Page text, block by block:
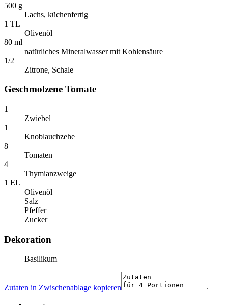
500 g
Lachs, küchenfertig
1 TL
Olivenöl
80 ml
natürliches Mineralwasser mit Kohlensäure
1/2
Zitrone, Schale
Geschmolzene Tomate
1
Zwiebel
1
Knoblauchzehe
8
Tomaten
4
Thymianzweige
1 EL
Olivenöl
Salz
Pfeffer
Zucker
Dekoration
Basilikum
Zutaten in Zwischenablage kopieren